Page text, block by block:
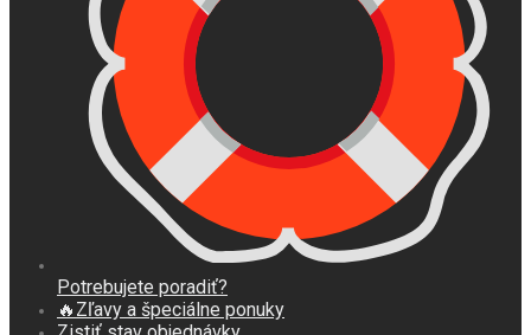
Potrebujete poradiť?
🔥Zľavy a špeciálne ponuky